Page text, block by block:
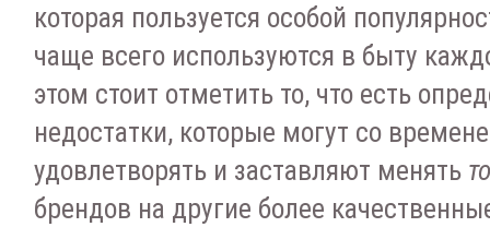
которая пользуется особой
чаще всего используются в быту
этом стоит отметить то, что есть
недостатки, которые могут со
удовлетворять и заставляют менять
брендов на другие более